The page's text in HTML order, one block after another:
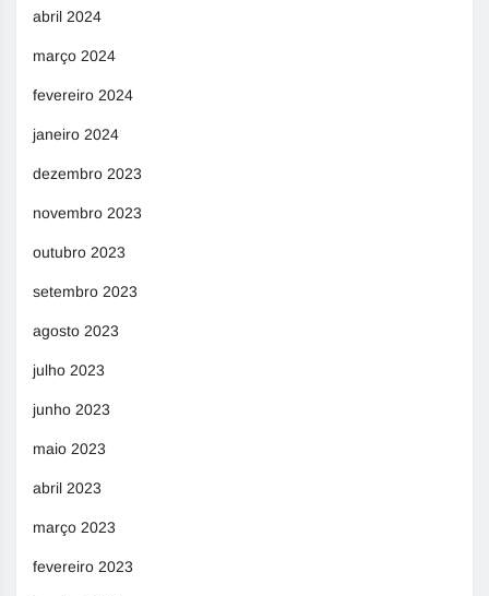
abril 2024
março 2024
fevereiro 2024
janeiro 2024
dezembro 2023
novembro 2023
outubro 2023
setembro 2023
agosto 2023
julho 2023
junho 2023
maio 2023
abril 2023
março 2023
fevereiro 2023